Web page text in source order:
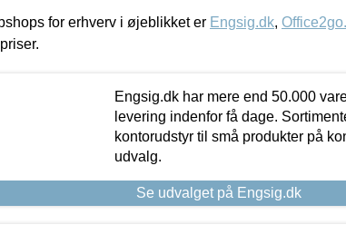
for erhverv i øjeblikket er Engsig.dk,
Engsig.dk har mere end 50.000
levering indenfor få dage.
kontorudstyr til små produkter på
udvalg.
Se udvalget på Engsig.dk